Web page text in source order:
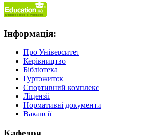
Інформація:
Про Університет
Керівництво
Бібліотека
Гуртожиток
Спортивний комплекс
Ліцензіі
Нормативні документи
Вакансії
Кафедри